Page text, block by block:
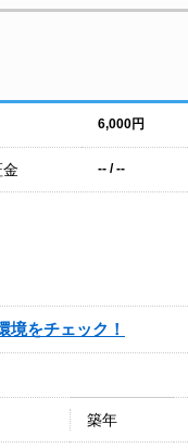
6,000円
-- / --
境をチェック！
築年